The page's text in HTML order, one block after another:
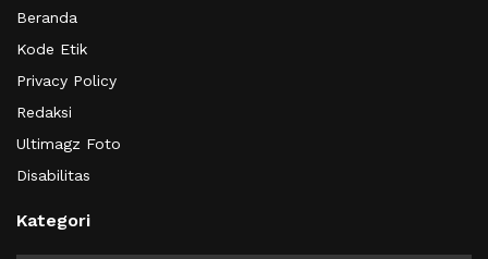
Beranda
Kode Etik
Privacy Policy
Redaksi
Ultimagz Foto
Disabilitas
Kategori